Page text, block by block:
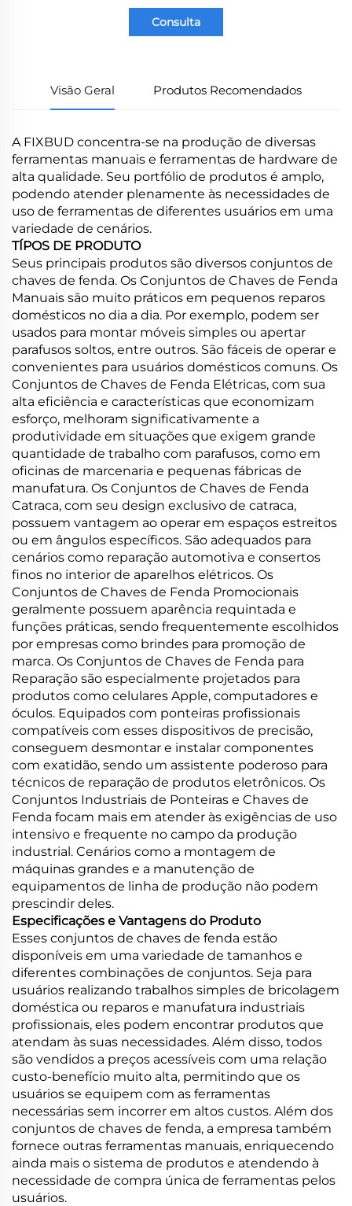
Consulta
Visão Geral Produtos Recomendados
A FIXBUD concentra-se na produção de diversas
ferramentas manuais e ferramentas de hardware de
alta qualidade. Seu portfólio de produtos é amplo,
podendo atender plenamente às necessidades de
uso de ferramentas de diferentes usuários em uma
variedade de cenários.
TÍPOS DE PRODUTO
Seus principais produtos são diversos conjuntos de
chaves de fenda. Os Conjuntos de Chaves de Fenda
Manuais são muito práticos em pequenos reparos
domésticos no dia a dia. Por exemplo, podem ser
usados para montar móveis simples ou apertar
parafusos soltos, entre outros. São fáceis de operar e
convenientes para usuários domésticos comuns. Os
Conjuntos de Chaves de Fenda Elétricas, com sua
alta eficiência e características que economizam
esforço, melhoram significativamente a
produtividade em situações que exigem grande
quantidade de trabalho com parafusos, como em
oficinas de marcenaria e pequenas fábricas de
manufatura. Os Conjuntos de Chaves de Fenda
Catraca, com seu design exclusivo de catraca,
possuem vantagem ao operar em espaços estreitos
ou em ângulos específicos. São adequados para
cenários como reparação automotiva e consertos
finos no interior de aparelhos elétricos. Os
Conjuntos de Chaves de Fenda Promocionais
geralmente possuem aparência requintada e
funções práticas, sendo frequentemente escolhidos
por empresas como brindes para promoção de
marca. Os Conjuntos de Chaves de Fenda para
Reparação são especialmente projetados para
produtos como celulares Apple, computadores e
óculos. Equipados com ponteiras profissionais
compatíveis com esses dispositivos de precisão,
conseguem desmontar e instalar componentes
com exatidão, sendo um assistente poderoso para
técnicos de reparação de produtos eletrônicos. Os
Conjuntos Industriais de Ponteiras e Chaves de
Fenda focam mais em atender às exigências de uso
intensivo e frequente no campo da produção
industrial. Cenários como a montagem de
máquinas grandes e a manutenção de
equipamentos de linha de produção não podem
prescindir deles.
Especificações e Vantagens do Produto
Esses conjuntos de chaves de fenda estão
disponíveis em uma variedade de tamanhos e
diferentes combinações de conjuntos. Seja para
usuários realizando trabalhos simples de bricolagem
doméstica ou reparos e manufatura industriais
profissionais, eles podem encontrar produtos que
atendam às suas necessidades. Além disso, todos
são vendidos a preços acessíveis com uma relação
custo-benefício muito alta, permitindo que os
usuários se equipem com as ferramentas
necessárias sem incorrer em altos custos. Além dos
conjuntos de chaves de fenda, a empresa também
fornece outras ferramentas manuais, enriquecendo
ainda mais o sistema de produtos e atendendo à
necessidade de compra única de ferramentas pelos
usuários.